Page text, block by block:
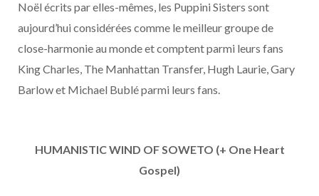
Noël écrits par elles-mêmes, les Puppini Sisters sont
aujourd’hui considérées comme le meilleur groupe de
close-harmonie au monde et comptent parmi leurs fans
King Charles, The Manhattan Transfer, Hugh Laurie, Gary
Barlow et Michael Bublé parmi leurs fans.
HUMANISTIC WIND OF SOWETO (+ One Heart
Gospel)